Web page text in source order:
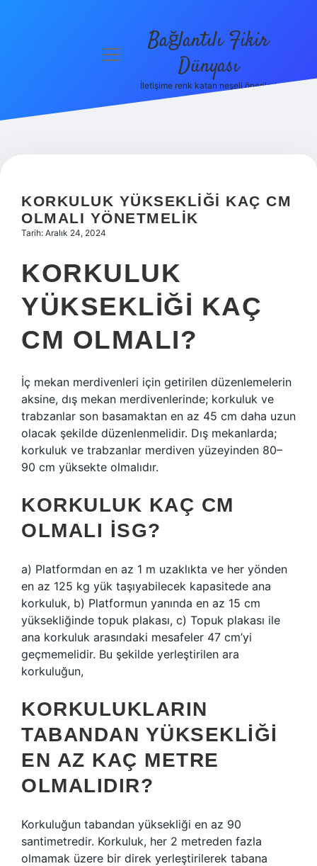
Hakkımızda
menüyü
Bağlantılı Fikir
Dünyası
İletişime renk katan neşeli öneriler!
KORKULUK YÜKSEKLIĞI KAÇ CM
OLMALI YÖNETMELIK
Tarih: Aralık 24, 2024
KORKULUK
YÜKSEKLIĞI KAÇ
CM OLMALI?
İç mekan merdivenleri için getirilen düzenlemelerin
aksine, dış mekan merdivenlerinde; korkuluk ve
trabzanlar son basamaktan en az 45 cm daha uzun
olacak şekilde düzenlenmelidir. Dış mekanlarda;
korkuluk ve trabzanlar merdiven yüzeyinden 80–
90 cm yüksekte olmalıdır.
KORKULUK KAÇ CM
OLMALI ISG?
a) Platformdan en az 1 m uzaklıkta ve her yönden
en az 125 kg yük taşıyabilecek kapasitede ana
korkuluk, b) Platformun yanında en az 15 cm
yüksekliğinde topuk plakası, c) Topuk plakası ile
ana korkuluk arasındaki mesafeler 47 cm’yi
geçmemelidir. Bu şekilde yerleştirilen ara
korkuluğun,
KORKULUKLARIN
TABANDAN YÜKSEKLIĞI
EN AZ KAÇ METRE
OLMALIDIR?
Korkuluğun tabandan yüksekliği en az 90
santimetredir. Korkuluk, her 2 metreden fazla
olmamak üzere bir direk yerleştirilerek tabana